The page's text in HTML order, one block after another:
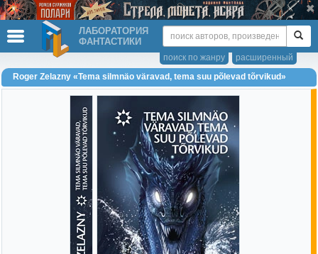
ЛАБОРАТОРИЯ
ФАНТАСТИКИ
расширенный
поиск по жанру
Roger Zelazny «Tema silmnäo väravad, tema suu põlevad tõrvikud»